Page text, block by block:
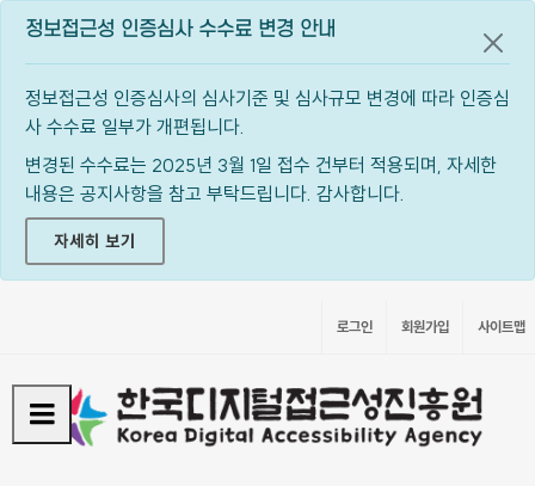
정보접근성 인증심사 수수료 변경 안내
정보접근성 인증심사의 심사기준 및 심사규모 변경에 따라 인증심
사 수수료 일부가 개편됩니다.
변경된 수수료는 2025년 3월 1일 접수 건부터 적용되며, 자세한
내용은 공지사항을 참고 부탁드립니다. 감사합니다.
자세히 보기
공지
로그인 회원가입 사이트맵